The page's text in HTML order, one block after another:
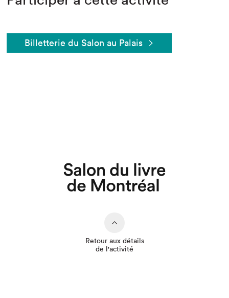
Billetterie du Salon au Palais
Retour aux détails
de l'activité